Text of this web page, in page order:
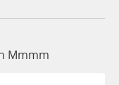
Mmmm